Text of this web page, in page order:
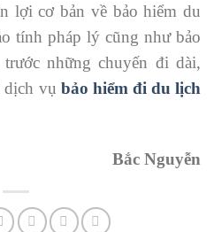
lợi cơ bản về bảo hiểm du
tính pháp lý cũng như bảo
những chuyến đi dài,
dịch vụ bảo hiểm đi du lịch
Bắc Nguyễn